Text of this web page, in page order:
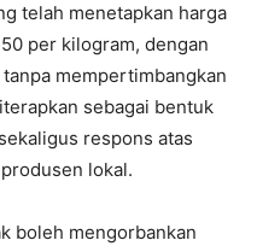
telah menetapkan harga
per kilogram, dengan
mempertimbangkan
sebagai bentuk
respons atas
lokal.
boleh mengorbankan